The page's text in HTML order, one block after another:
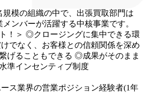
規模の組織の中で、出張買取部門は
メンバーが活躍する中核事業です。
！＞ ◎クロージングに集中できる環
でなく、お客様との信頼関係を深め
げることもできる ◎成果がそのまま
準インセンティブ制度
ース業界の営業ポジション経験者(1年